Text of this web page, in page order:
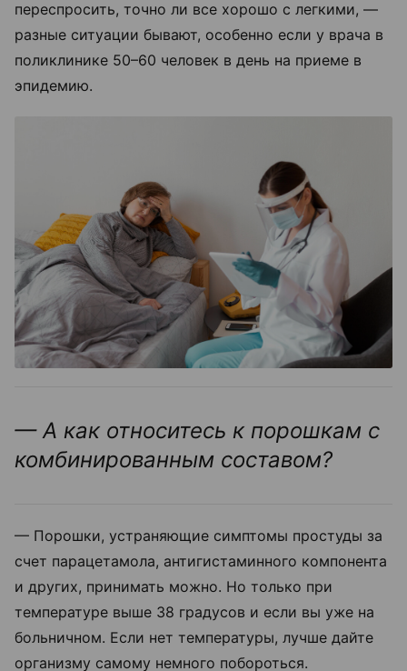
переспросить, точно ли все хорошо с легкими, —
разные ситуации бывают, особенно если у врача в
поликлинике 50–60 человек в день на приеме в
эпидемию.
— А как относитесь к порошкам с
комбинированным составом?
— Порошки, устраняющие симптомы простуды за
счет парацетамола, антигистаминного компонента
и других, принимать можно. Но только при
температуре выше 38 градусов и если вы уже на
больничном. Если нет температуры, лучше дайте
организму самому немного побороться.